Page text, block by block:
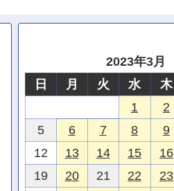
2023年3月
日
月 火 水 木
1
2
5
6 7 8 9
12
13 14 15 16
19
20 21 22 23